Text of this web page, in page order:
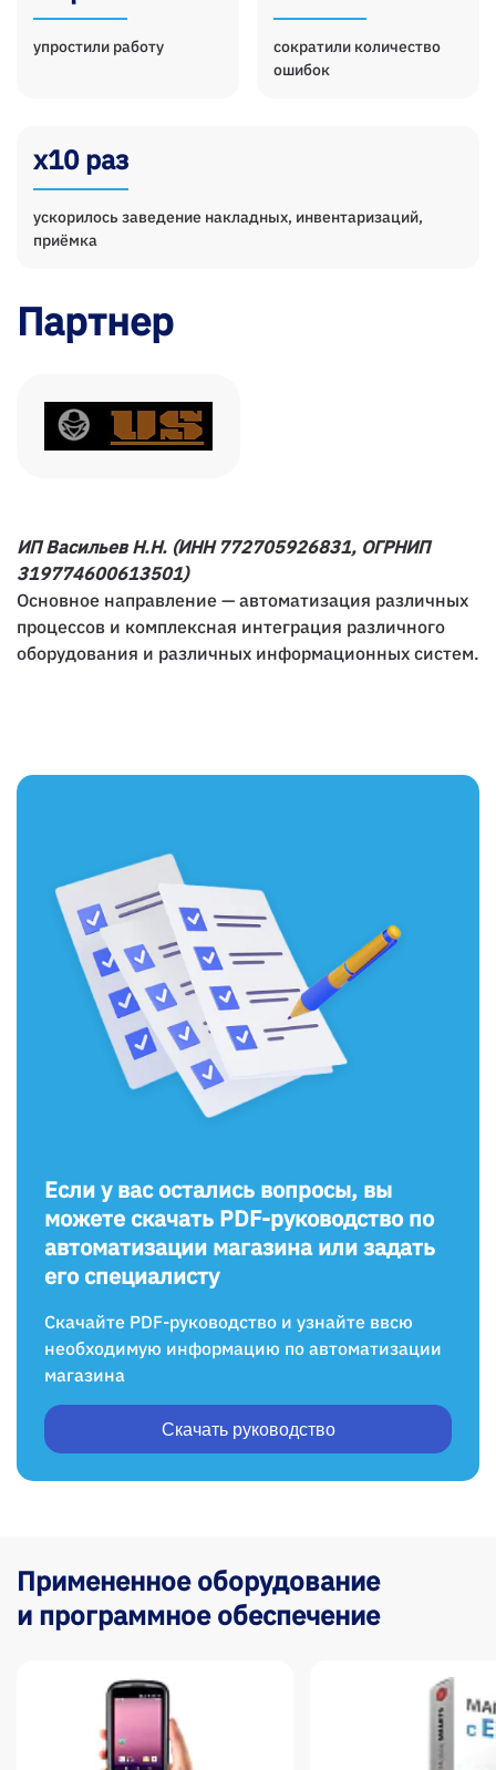
упростили работу
сократили количество
ошибок
х10 раз
ускорилось заведение накладных, инвентаризаций,
приёмка
Партнер
ИП Васильев Н.Н. (ИНН 772705926831, ОГРНИП
319774600613501)
Основное направление — автоматизация различных
процессов и комплексная интеграция различного
оборудования и различных информационных систем.
Если у вас остались вопросы, вы
можете скачать PDF-руководство по
автоматизации магазина или задать
его специалисту
Скачайте PDF-руководство и узнайте ввсю
необходимую информацию по автоматизации
магазина
Скачать руководство
Примененное оборудование
и программное обеспечение